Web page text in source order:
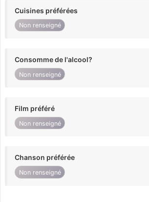
Cuisines préférées
Non renseigné
Consomme de l'alcool?
Non renseigné
Film préféré
Non renseigné
Chanson préférée
Non renseigné